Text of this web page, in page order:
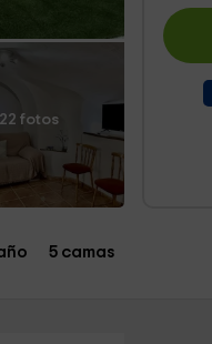
fotos
5 camas